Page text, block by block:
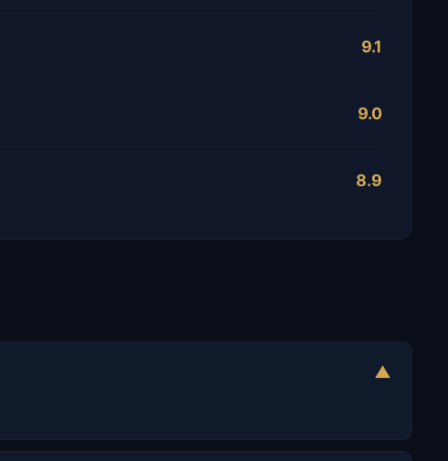
9.1
9.0
8.9
▼